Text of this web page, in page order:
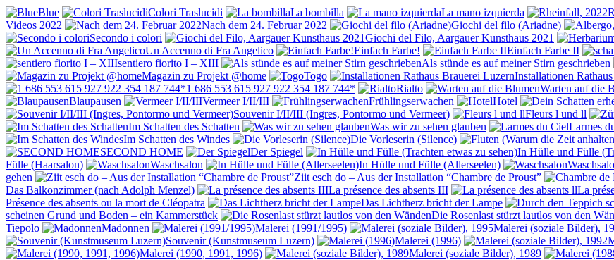
Blue Colori Traslucidi La bombilla La mano izquierda
Videos 2022
Nach dem 24. Februar 2022 Giochi del filo (Ariadne)
Secondo i colori
Giochi del Filo, Aargauer Kunsthaus 2021
Un Accenno di Fra Angelico
Einfach Farbe! Einfach Farbe II
sentiero fiorito I – XIII
Als stünde es auf meiner Stirn geschrieben
Magazin zu Projekt @home
Togo Installationen
1 686 553 615 927 922 354 187 744*
Rialto Warten auf die
Blaupausen
Vermeer I/II/III Frühlingserwachen Hotel
Souvenir I/II/III (Ingres, Pontormo und Vermeer)
Fleurs l und ll
Im Schatten des Schatten
Was wir zu sehen glauben Larmes
Im Schatten des Windes
Die Vorleserin (Silence)
SECOND HOME
Der Spiegel In Hülle und Fülle
Fülle (Haarsalon)
Waschsalon In Hülle und Fülle (Allerseelen)
gehen
Ziit esch do – Aus der Installation “Chambre de Proust”
Das Balkonzimmer (nach Adolph Menzel)
La présence des absents III La
Présence des absents ou la mort de Cléopatra
Das Lichtherz bricht der Lampe
scheinen Grund und Boden – ein Kammerstück
Die Rosenlast stürzt lautlos von den
Tiepolo
Madonnen Malerei (1991/1995) Malerei (soziale Bilder),
Souvenir (Kunstmuseum Luzern)
Malerei (1996)
Malerei (1990, 1991, 1996)
Malerei (soziale Bilder), 1989